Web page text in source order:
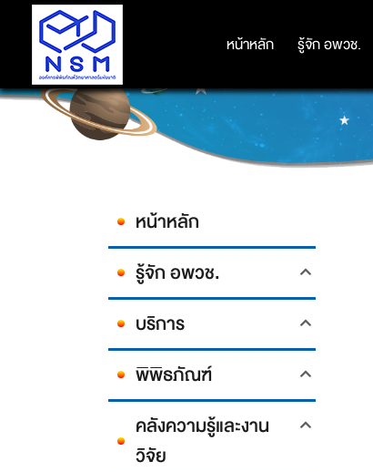
หน้าหลัก รู้จัก อพวช.
หน้าหลัก รู้จัก อพวช.
NSM จัดสัมมนาเชิงปฏิบัติการ
หน้าหลัก
รู้จัก อพวช.
บริการ
พิพิธภัณฑ์
คลังความรู้และงาน
วิจัย